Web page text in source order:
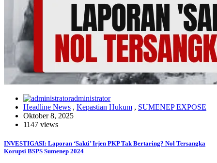
administrator
Headline News , Kepastian Hukum , SUMENEP EXPOSE
Oktober 8, 2025
1147 views
INVESTIGASI: Laporan ‘Sakti’ Irjen PKP Tak Bertaring? Nol Tersangka
Korupsi BSPS Sumenep 2024